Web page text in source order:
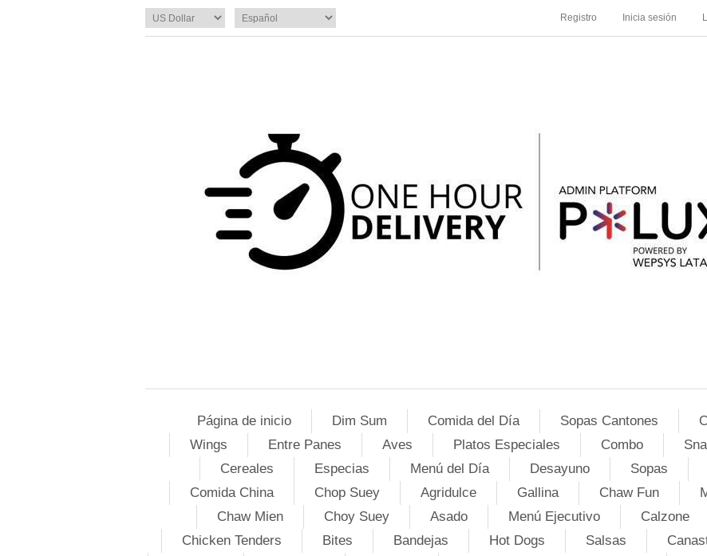
Registro Inicia sesión
Página de inicio Dim Sum Comida del Día Sopas Cantones
Wings
Entre Panes Aves Platos Especiales Combo
Cereales
Especias Menú del Día Desayuno Sopas
Comida China
Chop Suey Agridulce Gallina Chaw Fun
Chaw Mien
Choy Suey Asado Menú Ejecutivo Calzone
Chicken Tenders
Bites Bandejas Hot Dogs Salsas